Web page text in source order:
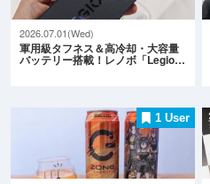
2026.07.01(Wed)
軍用級タフネス＆高冷却・大容量
バッテリー搭載！レノボ「Legio…
1 User